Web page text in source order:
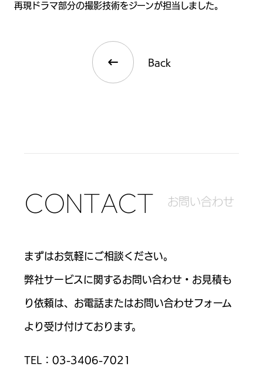
再現ドラマ部分の撮影技術をジーンが担当しました。
Back
CONTACT お問 い合わせ
まずはお気軽にご相談ください。
弊社サービスに関するお問い合わせ・お見積も
り依頼は、お電話またはお問い合わせフォーム
より受け付けております。
TEL：03-3406-7021